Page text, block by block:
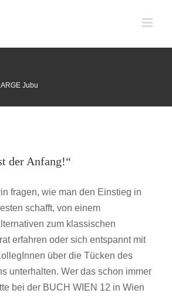
ARGE Jubu
Städtegruppen Wien
der Anfang!“
fragen, wie man den Einstieg in
schafft, von einem
zum klassischen
erfahren oder sich entspannt mit
über die Tücken des
unterhalten. Wer das schon immer
bei der BUCH WIEN 12 in Wien